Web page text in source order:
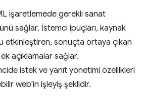
işaretlemede gerekli sanat
sağlar. İstemci ipuçları, kaynak
etkinleştiren, sonuçta ortaya çıkan
açıklamalar sağlar.
istek ve yanıt yönetimi özellikleri
web'in işleyiş şeklidir.